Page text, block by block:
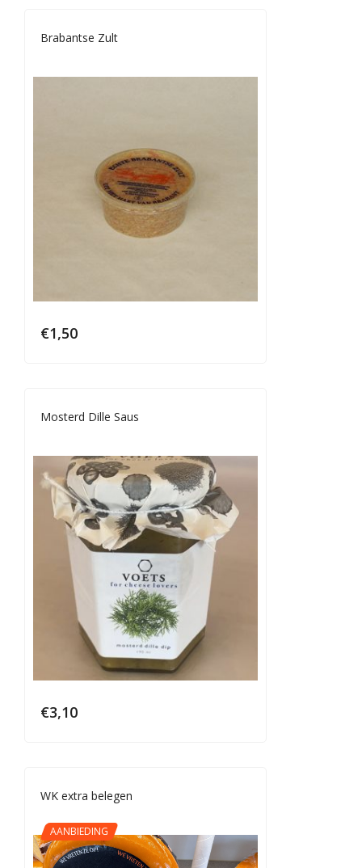
Brabantse Zult
€1,50
Mosterd Dille Saus
€3,10
WK extra belegen
AANBIEDING